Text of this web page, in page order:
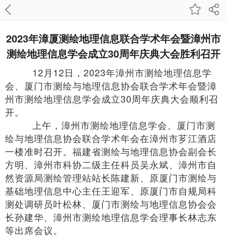
2023年漳厦测绘地理信息联合学术年会暨漳州市
测绘地理信息学会成立30周年庆典大会胜利召开
12月12日，2023年漳州市测绘地理信息学
会、厦门市测绘与地理信息协会联合学术年会暨漳
州市测绘地理信息学会成立30周年庆典大会顺利召
开。
上午， 漳州市测绘地理信息学会、厦门市测
绘与地理信息协会联合学术年会在漳州市芗江酒店
一楼准时召开。 福建省测绘与地理信息协会副会长
方明、漳州市科协二级主任科员吴永斌、漳州市自
然资源局测绘管理站站长陈建新、原厦门市测绘与
基础地理信息中心主任王迎军、原厦门市自规局科
测处调研员叶松林、厦门市测绘与地理信息协会会
长孙建华、漳州市测绘地理信息学会理事长林志东
等出席会议。